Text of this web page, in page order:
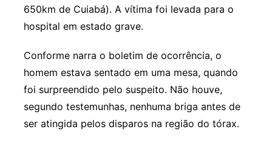
650km de Cuiabá). A vítima foi levada para o
hospital em estado grave.
Conforme narra o boletim de ocorrência, o
homem estava sentado em uma mesa, quando
foi surpreendido pelo suspeito. Não houve,
segundo testemunhas, nenhuma briga antes de
ser atingida pelos disparos na região do tórax.